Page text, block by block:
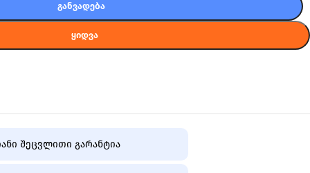
ᲒᲐᲜᲕᲐᲓᲔᲑᲐ
ᲧᲘᲓᲕᲐ
შეცვლითი გარანტია